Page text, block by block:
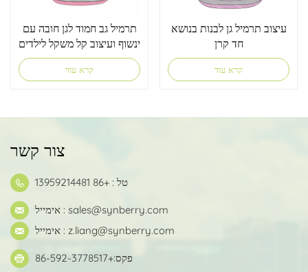
תרמיל גב חמוד לגן חובה עם
ינשוף ועיצוב קל משקל לילדים
קרא עוד
עיצוב תרמיל גן לבנות בנושא
חד קרן
קרא עוד
צור קשר
טל : +86 13959214481
אימייל : sales@synberry.com
אימייל : z.liang@synberry.com
פקס:+86-592-3778517